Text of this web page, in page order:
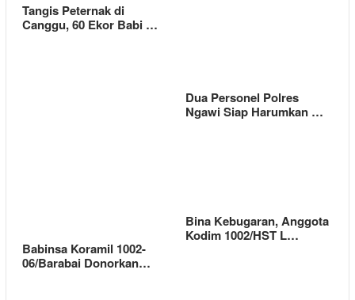
Tangis Peternak di
Canggu, 60 Ekor Babi …
Dua Personel Polres
Ngawi Siap Harumkan …
Babinsa Koramil 1002-
06/Barabai Donorkan…
Bina Kebugaran, Anggota
Kodim 1002/HST L…